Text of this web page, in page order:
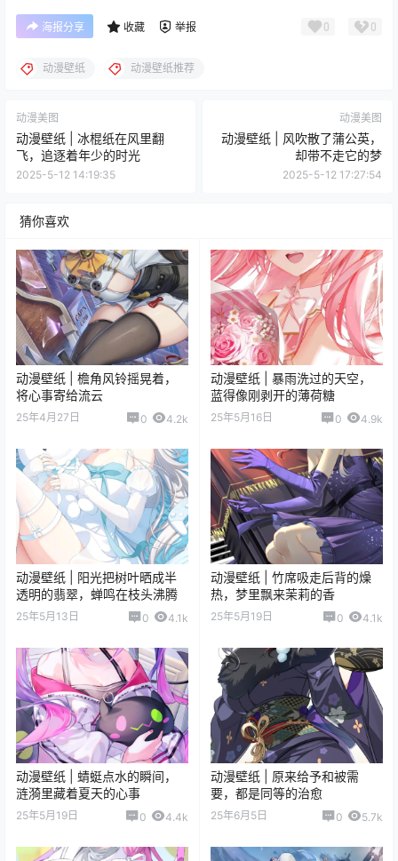
海报分享 收藏 举报 0 0
动漫壁纸 动漫壁纸推荐
动漫美图
动漫壁纸 | 冰棍纸在风里翻
飞，追逐着年少的时光
2025-5-12 14:19:35
动漫美图
动漫壁纸 | 风吹散了蒲公英，
却带不走它的梦
2025-5-12 17:27:54
猜你喜欢
动漫壁纸 | 檐角风铃摇晃着，
将心事寄给流云
25年4月27日 0 4.2k
动漫壁纸 | 暴雨洗过的天空，
蓝得像刚剥开的薄荷糖
25年5月16日 0 4.9k
动漫壁纸 | 阳光把树叶晒成半
透明的翡翠，蝉鸣在枝头沸腾
25年5月13日 0 4.1k
动漫壁纸 | 竹席吸走后背的燥
热，梦里飘来茉莉的香
25年5月19日 0 4.1k
动漫壁纸 | 蜻蜓点水的瞬间，
涟漪里藏着夏天的心事
25年5月19日 0 4.4k
动漫壁纸 | 原来给予和被需
要，都是同等的治愈
25年6月5日 0 5.7k